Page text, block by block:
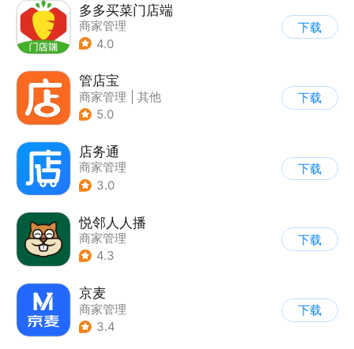
多多买菜门店端
商家管理
4.0
下载
管店宝
商家管理
其他
5.0
下载
店务通
商家管理
3.0
下载
悦邻人人播
商家管理
4.3
下载
京麦
商家管理
3.4
下载